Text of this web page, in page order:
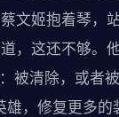
文姬抱着琴，
，这还不够。
被清除，或者
，修复更多